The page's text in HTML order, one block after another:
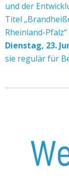
und der
Titel
Rheinland-
Dienstag, 23.
sie regulär für